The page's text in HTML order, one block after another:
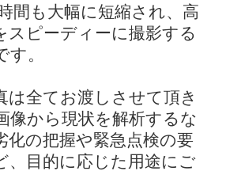
間も大幅に短縮され、高
スピーディーに撮影する
。
は全てお渡しさせて頂き
像から現状を解析するな
化の把握や緊急点検の要
、目的に応じた用途にご